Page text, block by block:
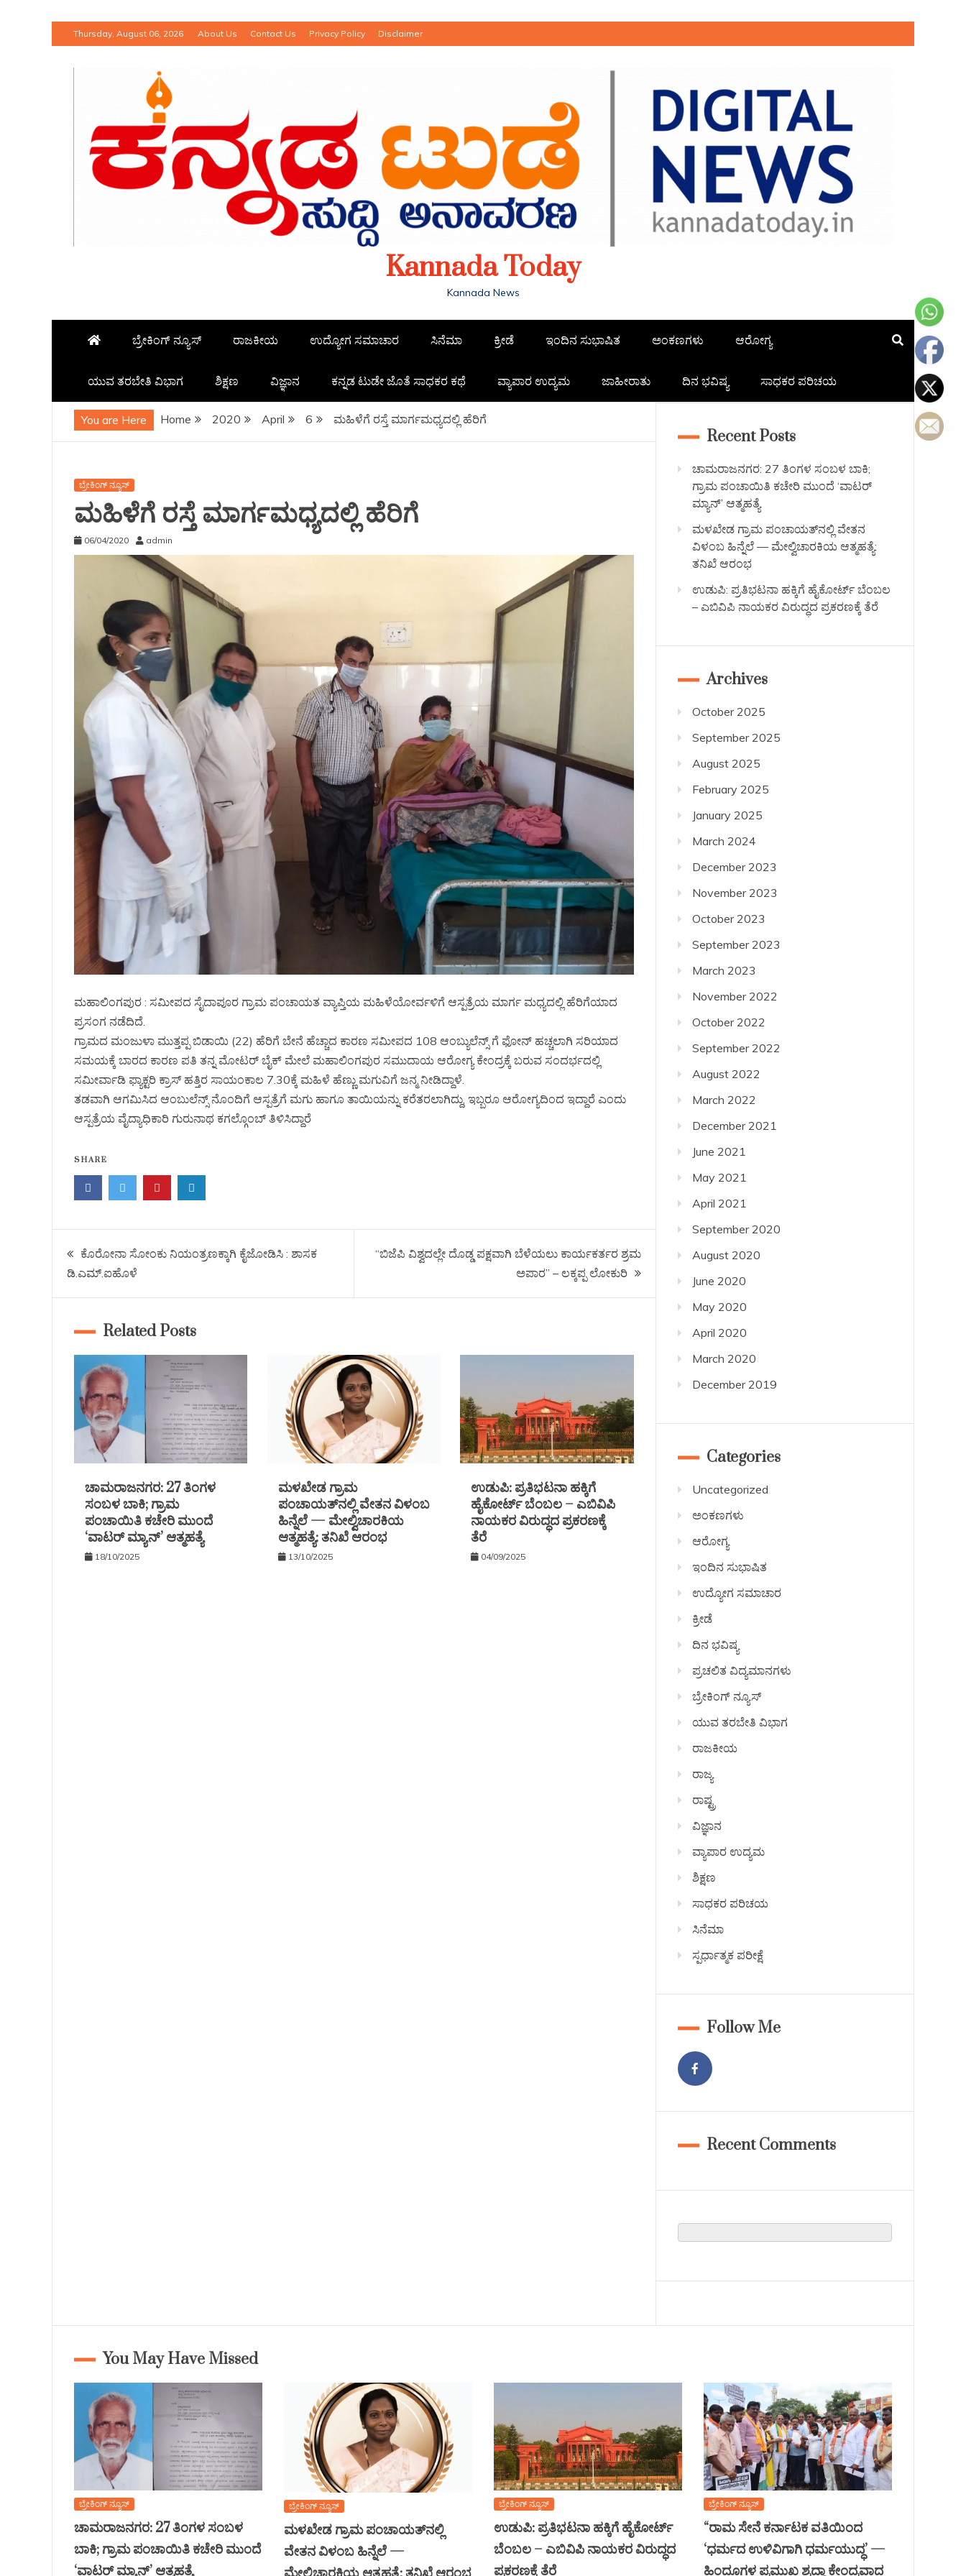
Thursday, August 06, 2026 About Us Contact Us Privacy Policy Disclaimer
Kannada Today
Kannada News
ಬ್ರೇಕಿಂಗ್ ನ್ಯೂಸ್ ರಾಜಕೀಯ ಉದ್ಯೋಗ ಸಮಾಚಾರ ಸಿನೆಮಾ ಕ್ರೀಡೆ ಇಂದಿನ ಸುಭಾಷಿತ ಅಂಕಣಗಳು ಆರೋಗ್ಯ
ಯುವ ತರಬೇತಿ ವಿಭಾಗ ಶಿಕ್ಷಣ ವಿಜ್ಞಾನ ಕನ್ನಡ ಟುಡೇ ಜೊತೆ ಸಾಧಕರ ಕಥೆ ವ್ಯಾಪಾರ ಉದ್ಯಮ ಜಾಹೀರಾತು ದಿನ ಭವಿಷ್ಯ ಸಾಧಕರ ಪರಿಚಯ
You are Here Home 2020 April 6 ಮಹಿಳೆಗೆ ರಸ್ತೆ ಮಾರ್ಗಮಧ್ಯದಲ್ಲಿ ಹೆರಿಗೆ
ಬ್ರೇಕಿಂಗ್ ನ್ಯೂಸ್
ಮಹಿಳೆಗೆ ರಸ್ತೆ ಮಾರ್ಗಮಧ್ಯದಲ್ಲಿ ಹೆರಿಗೆ
06/04/2020 admin
ಮಹಾಲಿಂಗಪುರ : ಸಮೀಪದ ಸೈದಾಪೂರ ಗ್ರಾಮ ಪಂಚಾಯತ ವ್ಯಾಪ್ತಿಯ ಮಹಿಳೆಯೋರ್ವಳಿಗೆ ಆಸ್ಪತ್ರೆಯ ಮಾರ್ಗ ಮಧ್ಯದಲ್ಲಿ ಹೆರಿಗೆಯಾದ
ಪ್ರಸಂಗ ನಡೆದಿದೆ.
ಗ್ರಾಮದ ಮಂಜುಳಾ ಮುತ್ತಪ್ಪ ಬಿಡಾಯಿ (22) ಹೆರಿಗೆ ಬೇನೆ ಹೆಚ್ಚಾದ ಕಾರಣ ಸಮೀಪದ 108 ಆಂಬ್ಯುಲೆನ್ಸ್ ಗೆ ಫೋನ್ ಹಚ್ಚಲಾಗಿ ಸರಿಯಾದ
ಸಮಯಕ್ಕೆ ಬಾರದ ಕಾರಣ ಪತಿ ತನ್ನ ಮೋಟರ್ ಬೈಕ್ ಮೇಲೆ ಮಹಾಲಿಂಗಪುರ ಸಮುದಾಯ ಆರೋಗ್ಯ ಕೇಂದ್ರಕ್ಕೆ ಬರುವ ಸಂದರ್ಭದಲ್ಲಿ
ಸಮೀರ್ವಾಡಿ ಫ್ಯಾಕ್ಟರಿ ಕ್ರಾಸ್ ಹತ್ತಿರ ಸಾಯಂಕಾಲ 7.30ಕ್ಕೆ ಮಹಿಳೆ ಹೆಣ್ಣು ಮಗುವಿಗೆ ಜನ್ಮ ನೀಡಿದ್ದಾಳೆ.
ತಡವಾಗಿ ಆಗಮಿಸಿದ ಆಂಬುಲೆನ್ಸ್ ನೊಂದಿಗೆ ಆಸ್ಪತ್ರೆಗೆ ಮಗು ಹಾಗೂ ತಾಯಿಯನ್ನು ಕರೆತರಲಾಗಿದ್ದು, ಇಬ್ಬರೂ ಆರೋಗ್ಯದಿಂದ ಇದ್ದಾರೆ ಎಂದು
ಆಸ್ಪತ್ರೆಯ ವೈದ್ಯಾಧಿಕಾರಿ ಗುರುನಾಥ ಕಗಲ್ಗೊಂಬ್ ತಿಳಿಸಿದ್ದಾರೆ
SHARE
ಕೊರೋನಾ ಸೋಂಕು ನಿಯಂತ್ರಣಕ್ಕಾಗಿ ಕೈಜೋಡಿಸಿ : ಶಾಸಕ
ಡಿ.ಎಮ್.ಐಹೊಳೆ
“ಬಿಜೆಪಿ ವಿಶ್ವದಲ್ಲೇ ದೊಡ್ಡ ಪಕ್ಷವಾಗಿ ಬೆಳೆಯಲು ಕಾರ್ಯಕರ್ತರ ಶ್ರಮ
ಅಪಾರ” – ಲಕ್ಕಪ್ಪ ಲೋಕುರಿ
Related Posts
ಚಾಮರಾಜನಗರ: 27 ತಿಂಗಳ
ಸಂಬಳ ಬಾಕಿ; ಗ್ರಾಮ
ಪಂಚಾಯಿತಿ ಕಚೇರಿ ಮುಂದೆ
‘ವಾಟರ್ ಮ್ಯಾನ್’ ಆತ್ಮಹತ್ಯೆ
18/10/2025
ಮಳಖೇಡ ಗ್ರಾಮ
ಪಂಚಾಯತ್‌ನಲ್ಲಿ ವೇತನ ವಿಳಂಬ
ಹಿನ್ನೆಲೆ — ಮೇಲ್ವಿಚಾರಕಿಯ
ಆತ್ಮಹತ್ಯೆ: ತನಿಖೆ ಆರಂಭ
13/10/2025
ಉಡುಪಿ: ಪ್ರತಿಭಟನಾ ಹಕ್ಕಿಗೆ
ಹೈಕೋರ್ಟ್ ಬೆಂಬಲ – ಎಬಿವಿಪಿ
ನಾಯಕರ ವಿರುದ್ಧದ ಪ್ರಕರಣಕ್ಕೆ
ತೆರೆ
04/09/2025
Recent Posts
ಚಾಮರಾಜನಗರ: 27 ತಿಂಗಳ ಸಂಬಳ ಬಾಕಿ;
ಗ್ರಾಮ ಪಂಚಾಯಿತಿ ಕಚೇರಿ ಮುಂದೆ ‘ವಾಟರ್
ಮ್ಯಾನ್’ ಆತ್ಮಹತ್ಯೆ
ಮಳಖೇಡ ಗ್ರಾಮ ಪಂಚಾಯತ್‌ನಲ್ಲಿ ವೇತನ
ವಿಳಂಬ ಹಿನ್ನೆಲೆ — ಮೇಲ್ವಿಚಾರಕಿಯ ಆತ್ಮಹತ್ಯೆ:
ತನಿಖೆ ಆರಂಭ
ಉಡುಪಿ: ಪ್ರತಿಭಟನಾ ಹಕ್ಕಿಗೆ ಹೈಕೋರ್ಟ್ ಬೆಂಬಲ
– ಎಬಿವಿಪಿ ನಾಯಕರ ವಿರುದ್ಧದ ಪ್ರಕರಣಕ್ಕೆ ತೆರೆ
Archives
October 2025
September 2025
August 2025
February 2025
January 2025
March 2024
December 2023
November 2023
October 2023
September 2023
March 2023
November 2022
October 2022
September 2022
August 2022
March 2022
December 2021
June 2021
May 2021
April 2021
September 2020
August 2020
June 2020
May 2020
April 2020
March 2020
December 2019
Categories
Uncategorized
ಅಂಕಣಗಳು
ಆರೋಗ್ಯ
ಇಂದಿನ ಸುಭಾಷಿತ
ಉದ್ಯೋಗ ಸಮಾಚಾರ
ಕ್ರೀಡೆ
ದಿನ ಭವಿಷ್ಯ
ಪ್ರಚಲಿತ ವಿದ್ಯಮಾನಗಳು
ಬ್ರೇಕಿಂಗ್ ನ್ಯೂಸ್
ಯುವ ತರಬೇತಿ ವಿಭಾಗ
ರಾಜಕೀಯ
ರಾಜ್ಯ
ರಾಷ್ಟ್ರ
ವಿಜ್ಞಾನ
ವ್ಯಾಪಾರ ಉದ್ಯಮ
ಶಿಕ್ಷಣ
ಸಾಧಕರ ಪರಿಚಯ
ಸಿನೆಮಾ
ಸ್ಪರ್ಧಾತ್ಮಕ ಪರೀಕ್ಷೆ
Follow Me
Recent Comments
You May Have Missed
ಬ್ರೇಕಿಂಗ್ ನ್ಯೂಸ್
ಚಾಮರಾಜನಗರ: 27 ತಿಂಗಳ ಸಂಬಳ
ಬಾಕಿ; ಗ್ರಾಮ ಪಂಚಾಯಿತಿ ಕಚೇರಿ ಮುಂದೆ
‘ವಾಟರ್ ಮ್ಯಾನ್’ ಆತ್ಮಹತ್ಯೆ
ಬ್ರೇಕಿಂಗ್ ನ್ಯೂಸ್
ಮಳಖೇಡ ಗ್ರಾಮ ಪಂಚಾಯತ್‌ನಲ್ಲಿ
ವೇತನ ವಿಳಂಬ ಹಿನ್ನೆಲೆ —
ಬ್ರೇಕಿಂಗ್ ನ್ಯೂಸ್
ಉಡುಪಿ: ಪ್ರತಿಭಟನಾ ಹಕ್ಕಿಗೆ ಹೈಕೋರ್ಟ್
ಬೆಂಬಲ – ಎಬಿವಿಪಿ ನಾಯಕರ ವಿರುದ್ಧದ
ಪ್ರಕರಣಕ್ಕೆ ತೆರೆ
ಬ್ರೇಕಿಂಗ್ ನ್ಯೂಸ್
“ರಾಮ ಸೇನೆ ಕರ್ನಾಟಕ ವತಿಯಿಂದ
‘ಧರ್ಮದ ಉಳಿವಿಗಾಗಿ ಧರ್ಮಯುದ್ಧ’ —
ಹಿಂದೂಗಳ ಪ್ರಮುಖ ಶ್ರದ್ಧಾ ಕೇಂದ್ರವಾದ